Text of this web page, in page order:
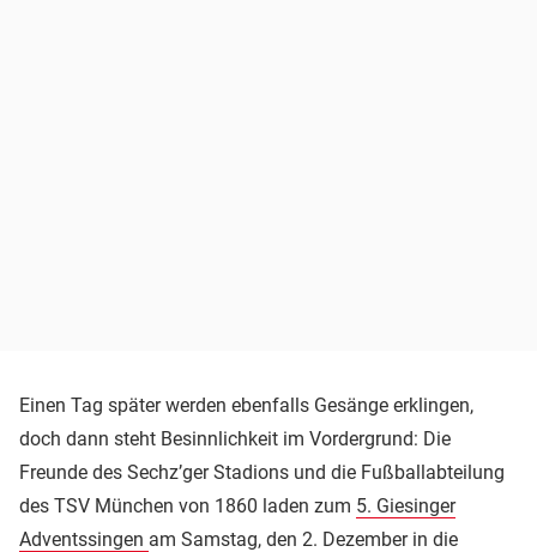
Einen Tag später werden ebenfalls Gesänge erklingen,
doch dann steht Besinnlichkeit im Vordergrund: Die
Freunde des Sechz’ger Stadions und die Fußballabteilung
des TSV München von 1860 laden zum 5. Giesinger
Adventssingen am Samstag, den 2. Dezember in die